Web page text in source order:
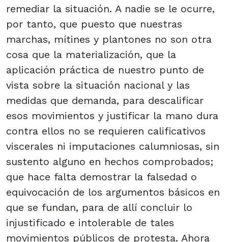
remediar la situación. A nadie se le ocurre,
por tanto, que puesto que nuestras
marchas, mítines y plantones no son otra
cosa que la materialización, que la
aplicación práctica de nuestro punto de
vista sobre la situación nacional y las
medidas que demanda, para descalificar
esos movimientos y justificar la mano dura
contra ellos no se requieren calificativos
viscerales ni imputaciones calumniosas, sin
sustento alguno en hechos comprobados;
que hace falta demostrar la falsedad o
equivocación de los argumentos básicos en
que se fundan, para de allí concluir lo
injustificado e intolerable de tales
movimientos públicos de protesta. Ahora